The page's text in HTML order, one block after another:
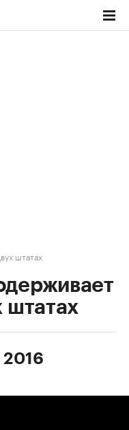
штатах
штатах
2016